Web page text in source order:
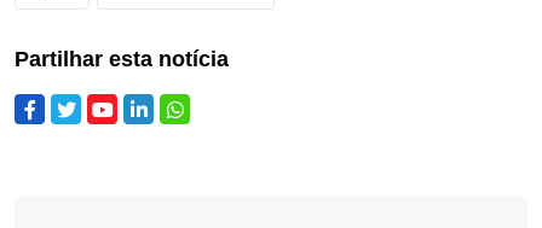
Partilhar esta notícia